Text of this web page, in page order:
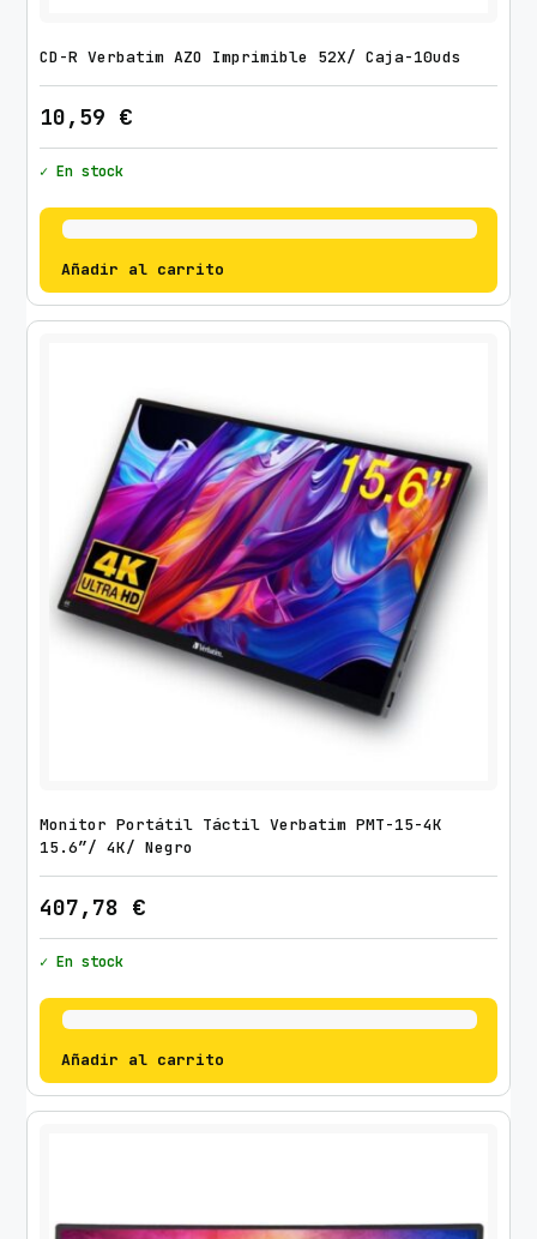
CD-R Verbatim AZO Imprimible 52X/ Caja-10uds
10,59 €
✓ En stock
Añadir al carrito
Monitor Portátil Táctil Verbatim PMT-15-4K
15.6″/ 4K/ Negro
407,78 €
✓ En stock
Añadir al carrito